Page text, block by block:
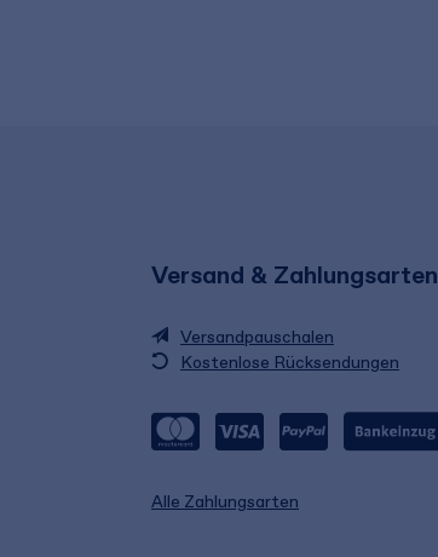
Versand & Zahlungsarten
Versandpauschalen
Kostenlose Rücksendungen
Alle Zahlungsarten